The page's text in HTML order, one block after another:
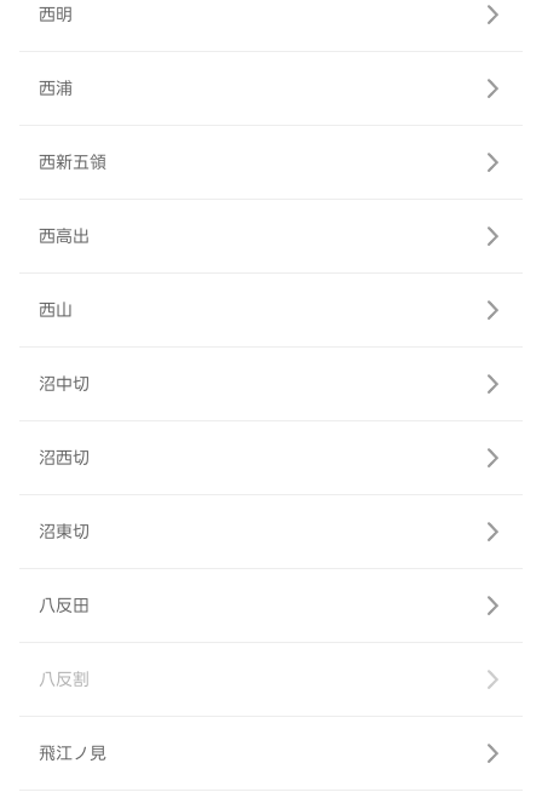
西明
西浦
西新五領
西高出
西山
沼中切
沼西切
沼東切
八反田
八反割
飛江ノ見